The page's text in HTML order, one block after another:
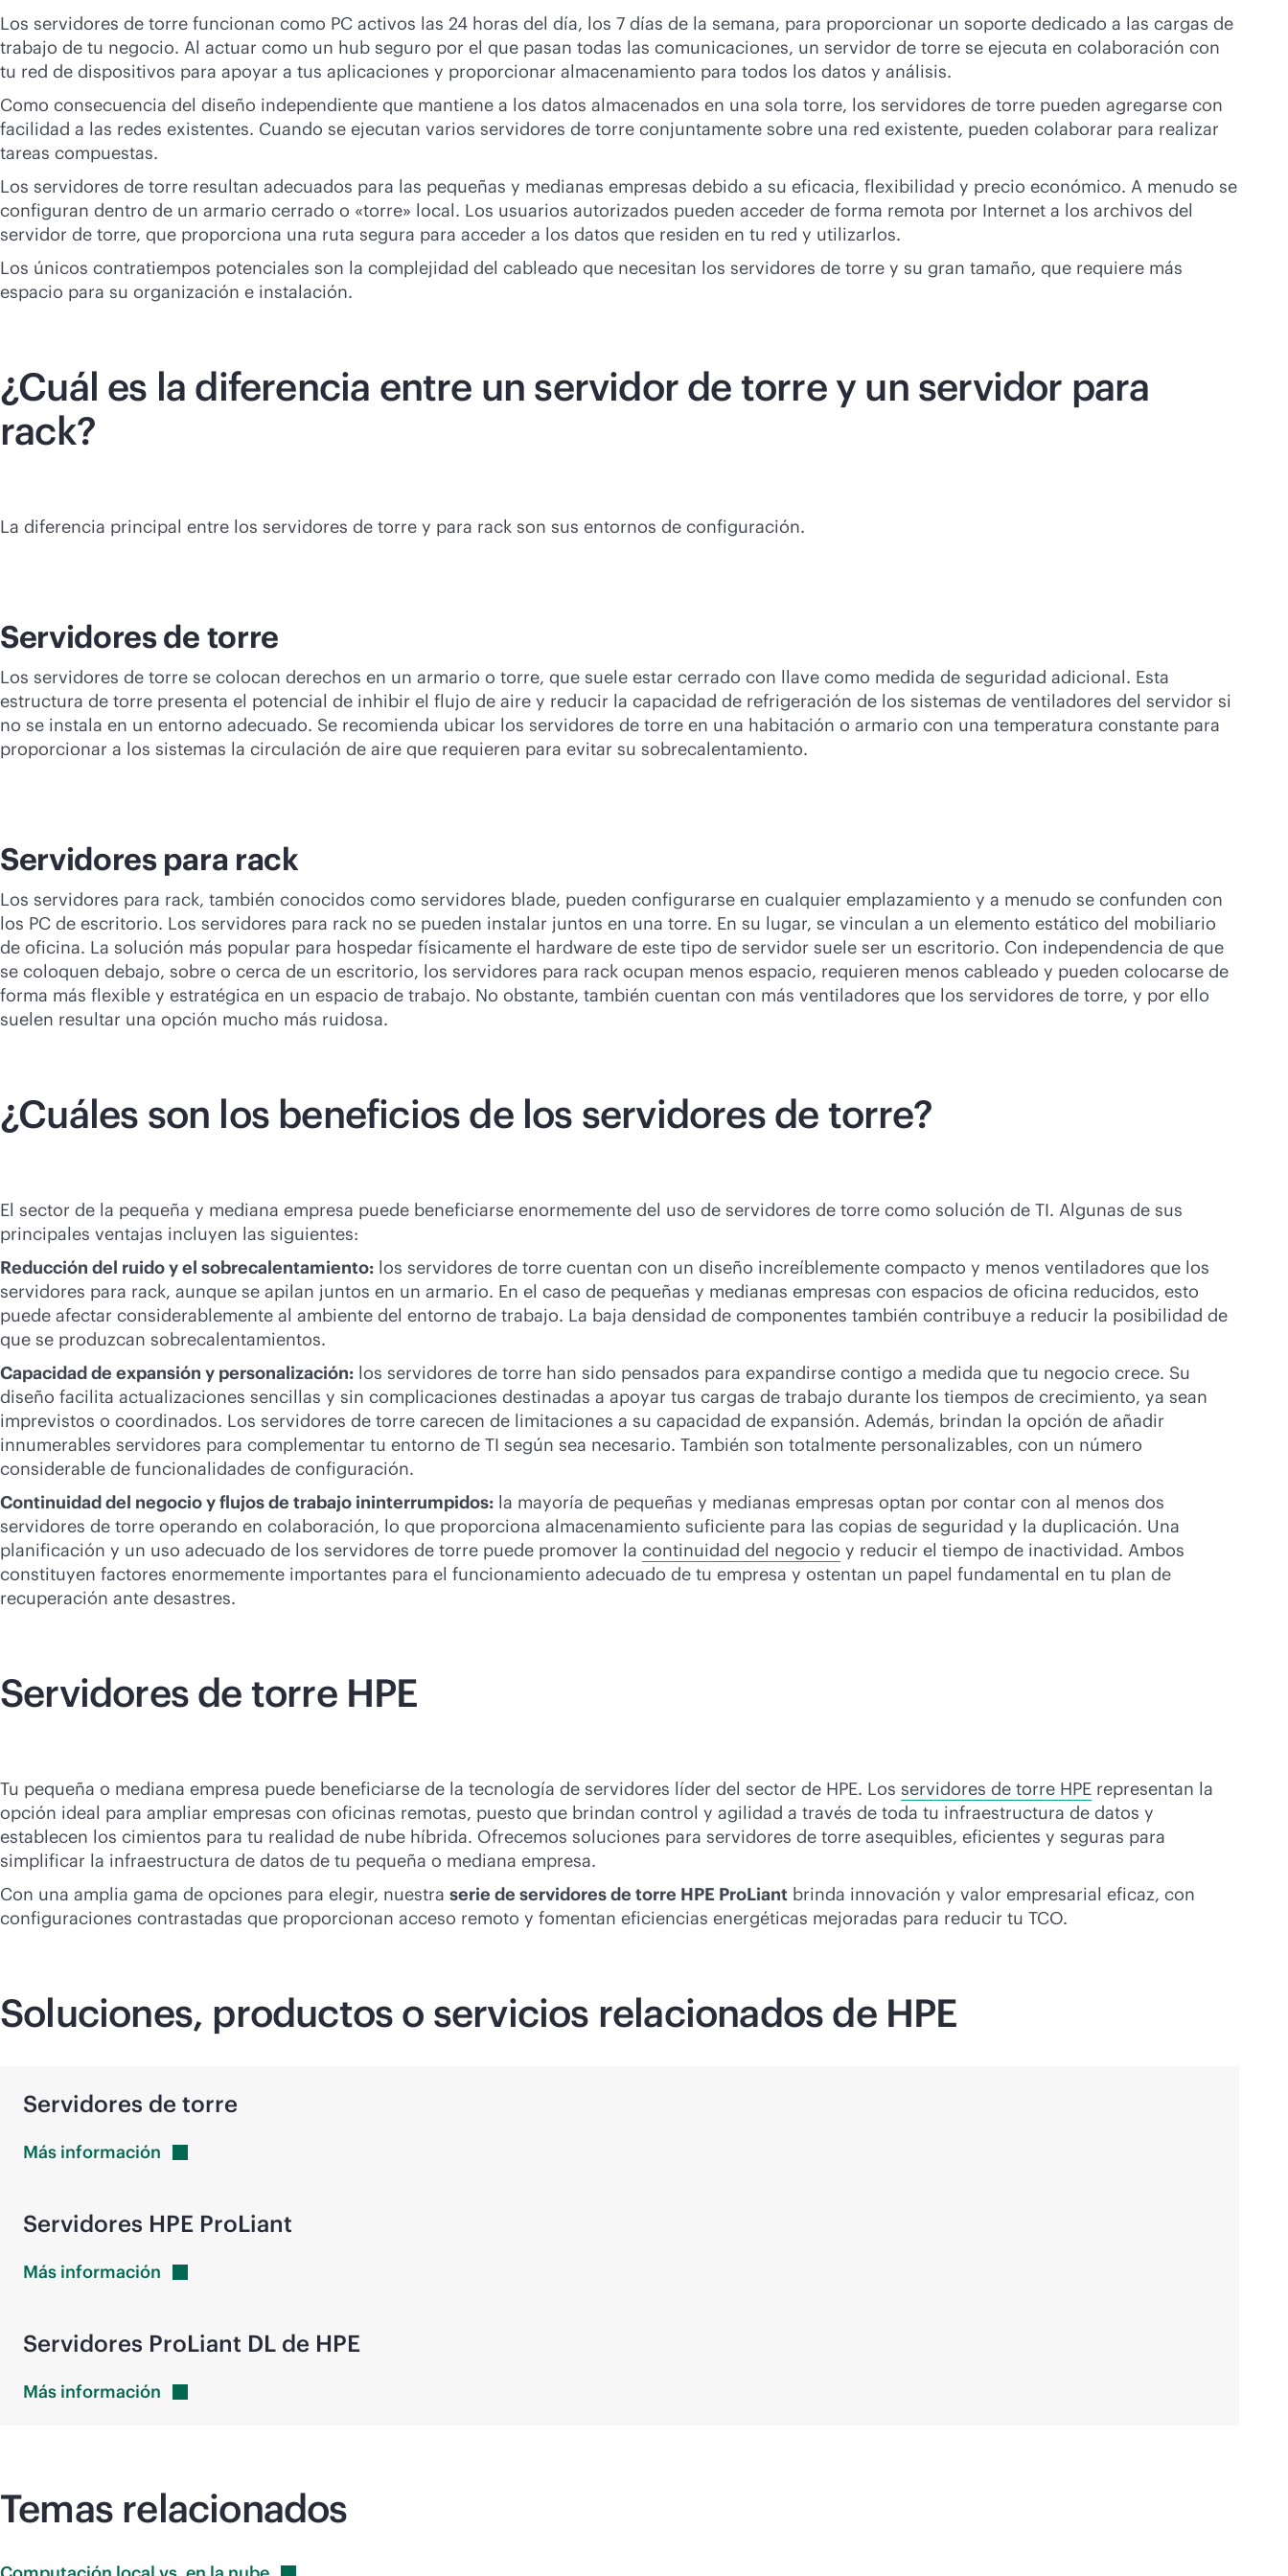
Los servidores de torre funcionan como PC activos las 24 horas del día, los 7 días de la semana, para proporcionar un soporte dedicado a las cargas de
trabajo de tu negocio. Al actuar como un hub seguro por el que pasan todas las comunicaciones, un servidor de torre se ejecuta en colaboración con
tu red de dispositivos para apoyar a tus aplicaciones y proporcionar almacenamiento para todos los datos y análisis.
Como consecuencia del diseño independiente que mantiene a los datos almacenados en una sola torre, los servidores de torre pueden agregarse con
facilidad a las redes existentes. Cuando se ejecutan varios servidores de torre conjuntamente sobre una red existente, pueden colaborar para realizar
tareas compuestas.
Los servidores de torre resultan adecuados para las pequeñas y medianas empresas debido a su eficacia, flexibilidad y precio económico. A menudo se
configuran dentro de un armario cerrado o «torre» local. Los usuarios autorizados pueden acceder de forma remota por Internet a los archivos del
servidor de torre, que proporciona una ruta segura para acceder a los datos que residen en tu red y utilizarlos.
Los únicos contratiempos potenciales son la complejidad del cableado que necesitan los servidores de torre y su gran tamaño, que requiere más
espacio para su organización e instalación.
¿Cuál es la diferencia entre un servidor de torre y un servidor para
rack?
La diferencia principal entre los servidores de torre y para rack son sus entornos de configuración.
Servidores de torre
Los servidores de torre se colocan derechos en un armario o torre, que suele estar cerrado con llave como medida de seguridad adicional. Esta
estructura de torre presenta el potencial de inhibir el flujo de aire y reducir la capacidad de refrigeración de los sistemas de ventiladores del servidor si
no se instala en un entorno adecuado. Se recomienda ubicar los servidores de torre en una habitación o armario con una temperatura constante para
proporcionar a los sistemas la circulación de aire que requieren para evitar su sobrecalentamiento.
Servidores para rack
Los servidores para rack, también conocidos como servidores blade, pueden configurarse en cualquier emplazamiento y a menudo se confunden con
los PC de escritorio. Los servidores para rack no se pueden instalar juntos en una torre. En su lugar, se vinculan a un elemento estático del mobiliario
de oficina. La solución más popular para hospedar físicamente el hardware de este tipo de servidor suele ser un escritorio. Con independencia de que
se coloquen debajo, sobre o cerca de un escritorio, los servidores para rack ocupan menos espacio, requieren menos cableado y pueden colocarse de
forma más flexible y estratégica en un espacio de trabajo. No obstante, también cuentan con más ventiladores que los servidores de torre, y por ello
suelen resultar una opción mucho más ruidosa.
¿Cuáles son los beneficios de los servidores de torre?
El sector de la pequeña y mediana empresa puede beneficiarse enormemente del uso de servidores de torre como solución de TI. Algunas de sus
principales ventajas incluyen las siguientes:
Reducción del ruido y el sobrecalentamiento: los servidores de torre cuentan con un diseño increíblemente compacto y menos ventiladores que los
servidores para rack, aunque se apilan juntos en un armario. En el caso de pequeñas y medianas empresas con espacios de oficina reducidos, esto
puede afectar considerablemente al ambiente del entorno de trabajo. La baja densidad de componentes también contribuye a reducir la posibilidad de
que se produzcan sobrecalentamientos.
Capacidad de expansión y personalización: los servidores de torre han sido pensados para expandirse contigo a medida que tu negocio crece. Su
diseño facilita actualizaciones sencillas y sin complicaciones destinadas a apoyar tus cargas de trabajo durante los tiempos de crecimiento, ya sean
imprevistos o coordinados. Los servidores de torre carecen de limitaciones a su capacidad de expansión. Además, brindan la opción de añadir
innumerables servidores para complementar tu entorno de TI según sea necesario. También son totalmente personalizables, con un número
considerable de funcionalidades de configuración.
Continuidad del negocio y flujos de trabajo ininterrumpidos: la mayoría de pequeñas y medianas empresas optan por contar con al menos dos
servidores de torre operando en colaboración, lo que proporciona almacenamiento suficiente para las copias de seguridad y la duplicación. Una
planificación y un uso adecuado de los servidores de torre puede promover la continuidad del negocio y reducir el tiempo de inactividad. Ambos
constituyen factores enormemente importantes para el funcionamiento adecuado de tu empresa y ostentan un papel fundamental en tu plan de
recuperación ante desastres.
Servidores de torre HPE
Tu pequeña o mediana empresa puede beneficiarse de la tecnología de servidores líder del sector de HPE. Los servidores de torre HPE representan la
opción ideal para ampliar empresas con oficinas remotas, puesto que brindan control y agilidad a través de toda tu infraestructura de datos y
establecen los cimientos para tu realidad de nube híbrida. Ofrecemos soluciones para servidores de torre asequibles, eficientes y seguras para
simplificar la infraestructura de datos de tu pequeña o mediana empresa.
Con una amplia gama de opciones para elegir, nuestra serie de servidores de torre HPE ProLiant brinda innovación y valor empresarial eficaz, con
configuraciones contrastadas que proporcionan acceso remoto y fomentan eficiencias energéticas mejoradas para reducir tu TCO.
Soluciones, productos o servicios relacionados de HPE
Servidores de torre
Más información
Servidores HPE ProLiant
Más información
Servidores ProLiant DL de HPE
Más información
Temas relacionados